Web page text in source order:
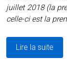
juillet 2018 (la
celle-ci est la
Lire la suite